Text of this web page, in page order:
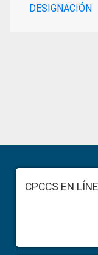
DESIGNACIÓN
Sidebar
Footer
CPCCS EN